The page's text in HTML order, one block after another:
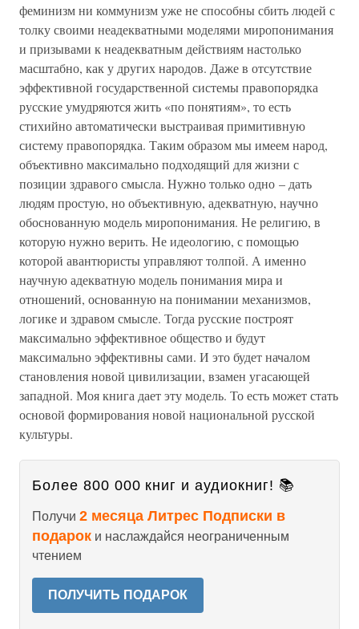
феминизм ни коммунизм уже не способны сбить людей с
толку своими неадекватными моделями миропонимания
и призывами к неадекватным действиям настолько
масштабно, как у других народов. Даже в отсутствие
эффективной государственной системы правопорядка
русские умудряются жить «по понятиям», то есть
стихийно автоматически выстраивая примитивную
систему правопорядка. Таким образом мы имеем народ,
объективно максимально подходящий для жизни с
позиции здравого смысла. Нужно только одно – дать
людям простую, но объективную, адекватную, научно
обоснованную модель миропонимания. Не религию, в
которую нужно верить. Не идеологию, с помощью
которой авантюристы управляют толпой. А именно
научную адекватную модель понимания мира и
отношений, основанную на понимании механизмов,
логике и здравом смысле. Тогда русские построят
максимально эффективное общество и будут
максимально эффективны сами. И это будет началом
становления новой цивилизации, взамен угасающей
западной. Моя книга дает эту модель. То есть может стать
основой формирования новой национальной русской
культуры.
Более 800 000 книг и аудиокниг! 📚
Получи 2 месяца Литрес Подписки в
подарок и наслаждайся неограниченным
чтением
ПОЛУЧИТЬ ПОДАРОК